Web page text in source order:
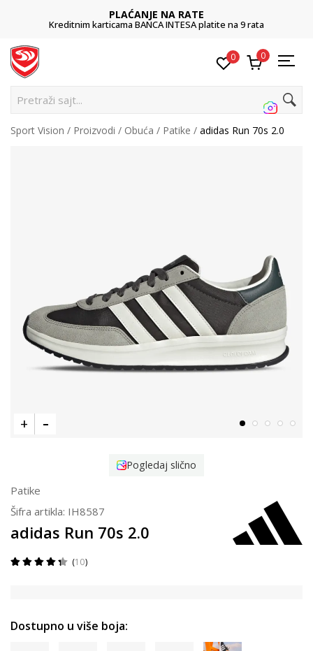
PLAĆANJE NA RATE
Kreditnim karticama BANCA INTESA platite na 9 rata
0 0
Pretraži sajt...
Sport Vision Proizvodi Obuća Patike adidas Run 70s 2.0
Pogledaj slično
Patike
Šifra artikla: IH8587
adidas Run 70s 2.0
10
Dostupno u više boja: